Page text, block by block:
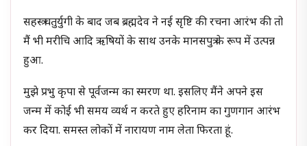
सहस्त्र चतुर्युगी के बाद जब ब्रह्मदेव ने नई सृष्टि की रचना आरंभ की तो
मैं भी मरीचि आदि ऋषियों के साथ उनके मानसपुत्र के रूप में उत्पन्न
हुआ.
मुझे प्रभु कृपा से पूर्वजन्म का स्मरण था. इसलिए मैंने अपने इस
जन्म में कोई भी समय व्यर्थ न करते हुए हरिनाम का गुणगान आरंभ
कर दिया. समस्त लोकों में नारायण नाम लेता फिरता हूं.